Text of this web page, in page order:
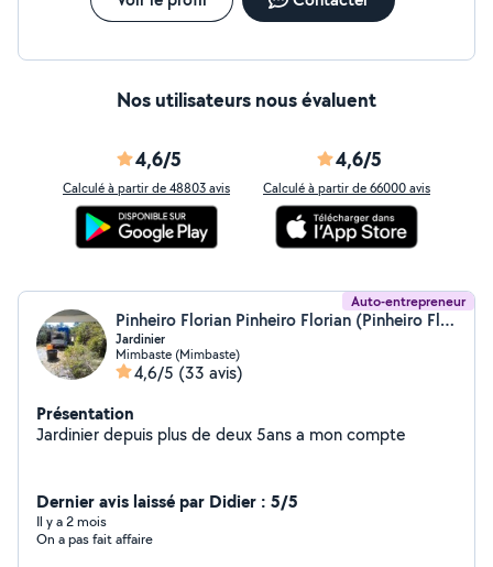
Nos utilisateurs nous évaluent
4,6/5
Calculé à partir de 48803 avis
4,6/5
Calculé à partir de 66000 avis
Auto-entrepreneur
Pinheiro Florian Pinheiro Florian (Pinheiro Florian)
Jardinier
Mimbaste (Mimbaste)
4,6/5 (33 avis)
Présentation
Jardinier depuis plus de deux 5ans a mon compte
Dernier avis laissé par Didier : 5/5
Il y a 2 mois
On a pas fait affaire